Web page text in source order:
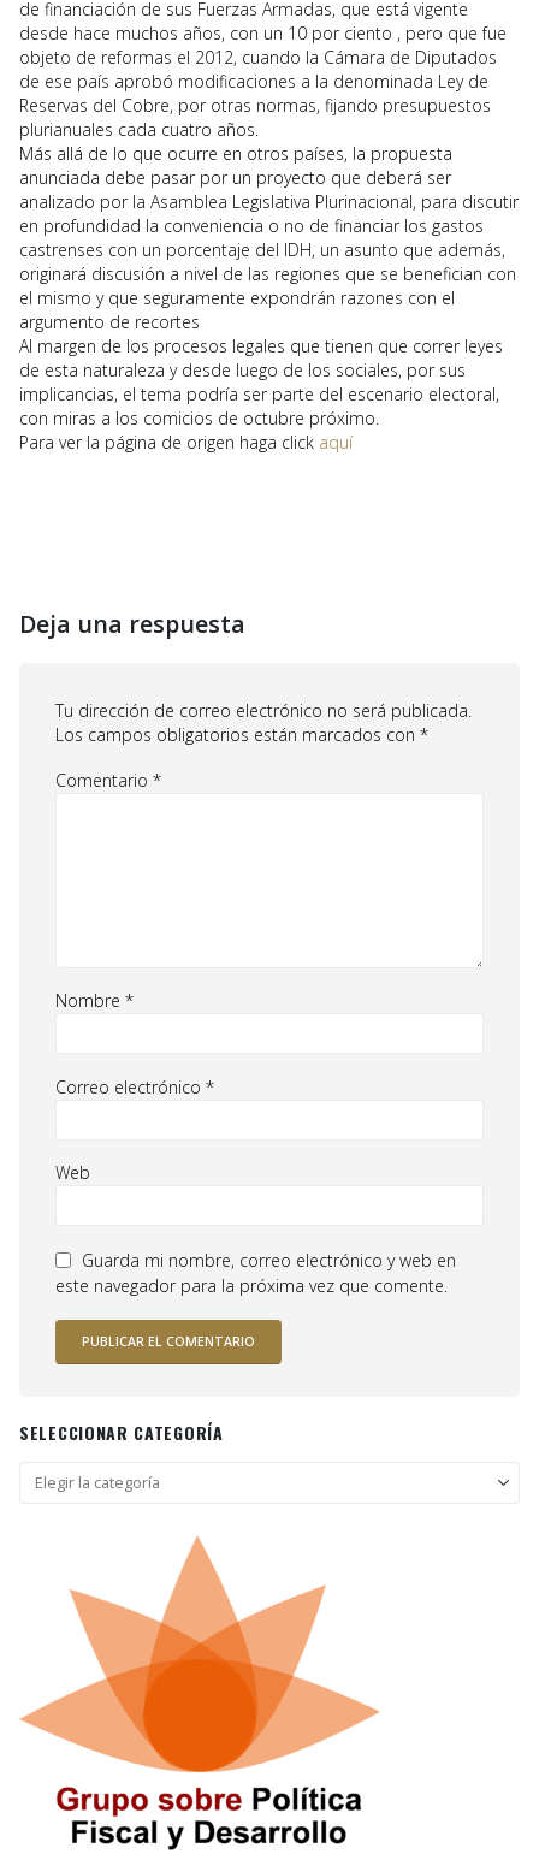
de financiación de sus Fuerzas Armadas, que está vigente
desde hace muchos años, con un 10 por ciento , pero que fue
objeto de reformas el 2012, cuando la Cámara de Diputados
de ese país aprobó modificaciones a la denominada Ley de
Reservas del Cobre, por otras normas, fijando presupuestos
plurianuales cada cuatro años.
Más allá de lo que ocurre en otros países, la propuesta
anunciada debe pasar por un proyecto que deberá ser
analizado por la Asamblea Legislativa Plurinacional, para discutir
en profundidad la conveniencia o no de financiar los gastos
castrenses con un porcentaje del IDH, un asunto que además,
originará discusión a nivel de las regiones que se benefician con
el mismo y que seguramente expondrán razones con el
argumento de recortes
Al margen de los procesos legales que tienen que correr leyes
de esta naturaleza y desde luego de los sociales, por sus
implicancias, el tema podría ser parte del escenario electoral,
con miras a los comicios de octubre próximo.
Para ver la página de origen haga click aquí
Deja una respuesta
Tu dirección de correo electrónico no será publicada.
Los campos obligatorios están marcados con *
Comentario *
Nombre *
Correo electrónico *
Web
Guarda mi nombre, correo electrónico y web en
este navegador para la próxima vez que comente.
SELECCIONAR CATEGORÍA
Seleccionar
categoría